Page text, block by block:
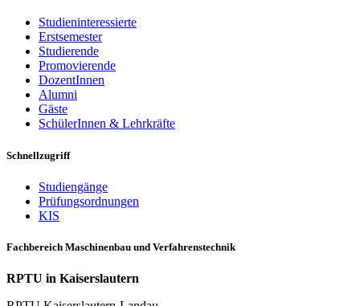
Studieninteressierte
Erstsemester
Studierende
Promovierende
DozentInnen
Alumni
Gäste
SchülerInnen & Lehrkräfte
Schnellzugriff
Studiengänge
Prüfungsordnungen
KIS
Fachbereich Maschinenbau und Verfahrenstechnik
RPTU in Kaiserslautern